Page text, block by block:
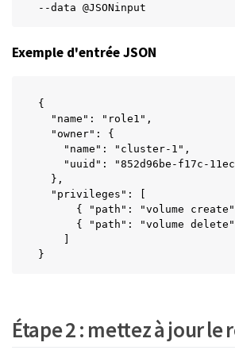
--data @JSONinput
Exemple d'entrée JSON
{
  "name": "role1",
  "owner": {
    "name": "cluster-1",
"uuid": "852d96be-f17c-
  },
  "privileges": [
{ "path": "volume
{ "path": "volume
}
Étape 2 : mettez à jour le